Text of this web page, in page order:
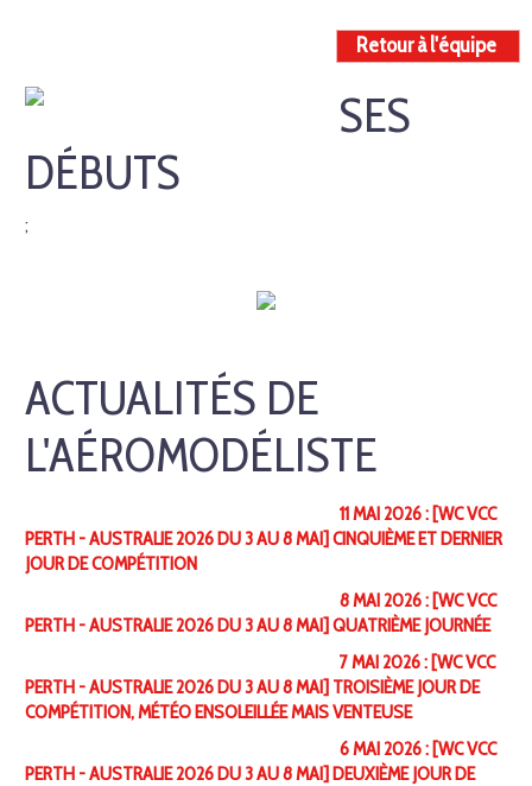
Retour à l'équipe
SES
DÉBUTS
;
ACTUALITÉS DE
L'AÉROMODÉLISTE
11 MAI 2026 : [WC VCC
PERTH - AUSTRALIE 2026 DU 3 AU 8 MAI] CINQUIÈME ET DERNIER
JOUR DE COMPÉTITION
8 MAI 2026 : [WC VCC
PERTH - AUSTRALIE 2026 DU 3 AU 8 MAI] QUATRIÈME JOURNÉE
7 MAI 2026 : [WC VCC
PERTH - AUSTRALIE 2026 DU 3 AU 8 MAI] TROISIÈME JOUR DE
COMPÉTITION, MÉTÉO ENSOLEILLÉE MAIS VENTEUSE
6 MAI 2026 : [WC VCC
PERTH - AUSTRALIE 2026 DU 3 AU 8 MAI] DEUXIÈME JOUR DE